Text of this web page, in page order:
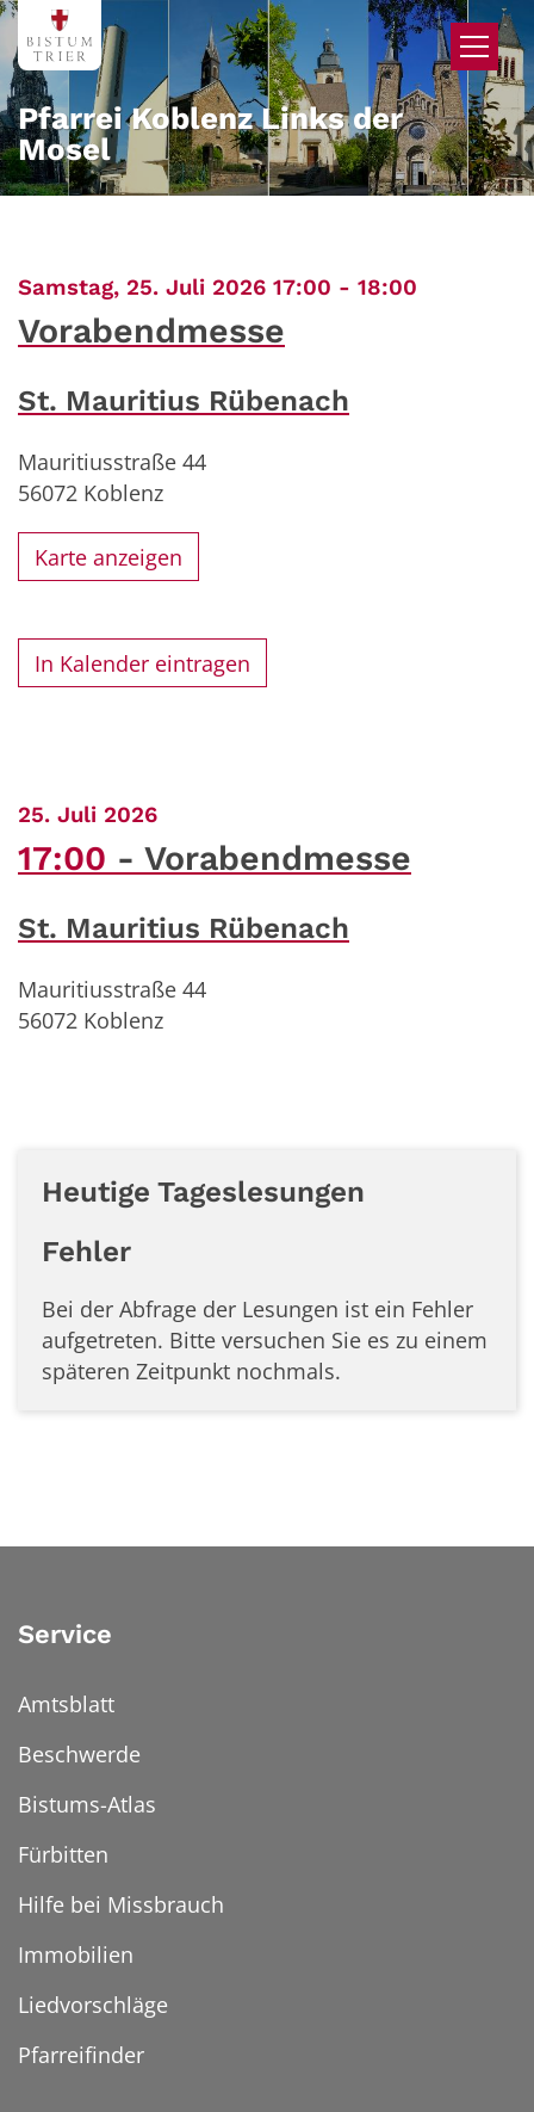
Zum Inhalt springen
Pfarrei Koblenz Links der
Mosel
Samstag, 25. Juli 2026 17:00 - 18:00
Vorabendmesse
St. Mauritius Rübenach
Mauritiusstraße 44
56072 Koblenz
Karte anzeigen
In Kalender eintragen
25. Juli 2026:
17:00 Vorabendmesse
St. Mauritius Rübenach
Mauritiusstraße 44
56072 Koblenz
Heutige Tageslesungen
Fehler
Bei der Abfrage der Lesungen ist ein Fehler
aufgetreten. Bitte versuchen Sie es zu einem
späteren Zeitpunkt nochmals.
Service
Amtsblatt
Beschwerde
Bistums-Atlas
Fürbitten
Hilfe bei Missbrauch
Immobilien
Liedvorschläge
Pfarreifinder